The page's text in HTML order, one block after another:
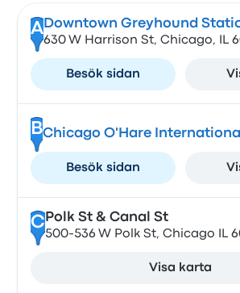
A Downtown Greyhound
630 W Harrison St, Chicago, IL
Besök sidan
BChicago O'Hare
Besök sidan
CPolk St & Canal St
500-536 W Polk St, Chicago IL
Visa karta